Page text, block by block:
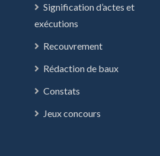
Signification d’actes et
exécutions
Recouvrement
Rédaction de baux
Constats
Jeux concours